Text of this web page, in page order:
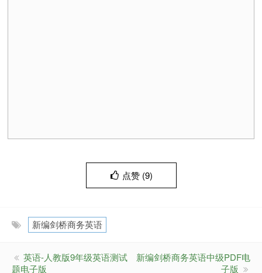
点赞 (9)
新编剑桥商务英语
英语-人教版9年级英语测试
题电子版
新编剑桥商务英语中级PDF电
子版